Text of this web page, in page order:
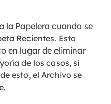
la Papelera cuando se
Recientes. Esto
en lugar de eliminar
de los casos, si
esto, el Archivo se